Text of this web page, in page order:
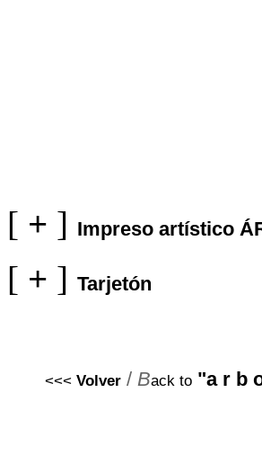
[ + ] Impreso artístico
[ + ] Tarjetón
<<< Volver / Back to "a r b